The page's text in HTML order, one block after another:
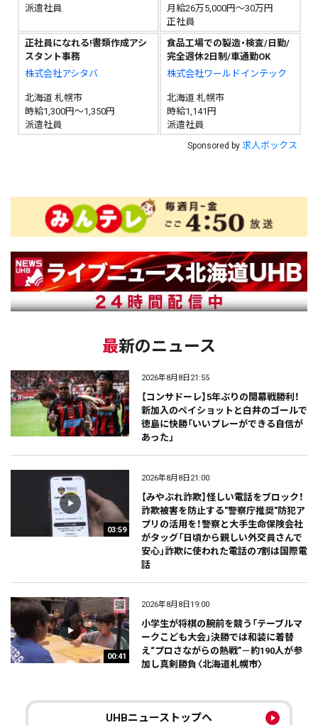
派遣社員
月給26万5,000円～30万円
正社員
正社員になれる!書類作成アシ
スタント事務
株式会社アシタバ
北海道 札幌市
時給1,300円～1,350円
派遣社員
食品工場での製造・検査/日勤/
完全週休2日制/車通勤OK
株式会社ワールドインテック
北海道 札幌市
時給1,141円
派遣社員
Sponsored by 求人ボックス
最新のニュース
2026年8月8日21:55
【コンサドーレ】5年ぶりの開幕戦勝利！
新加入のペイショットと白井のゴールで
徳島に快勝「いいプレーができる自信が
あった」
03:59
2026年8月8日21:00
【みやぶれ詐欺】怪しい電話をブロック！
詐欺被害を防止する"警察庁推奨"防犯ア
プリの活用を！警察と大手生命保険会社
がタッグ「日頃から親しい外交員さんで
安心」詐欺に使われた電話の7割は国際電
話
00:41
2026年8月8日19:00
小学生が将棋の腕前を競う「テーブルマ
ークこども大会」決勝では和装に着替
え“プロさながらの熱戦”－約190人が参
加し真剣勝負〈北海道札幌市〉
UHBニューストップへ